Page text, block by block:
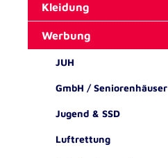
Kleidung
Werbung
JUH
GmbH / Seniorenhäuser
Jugend & SSD
Luftrettung